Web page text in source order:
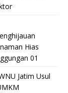
Hias
01
Jatim Usul